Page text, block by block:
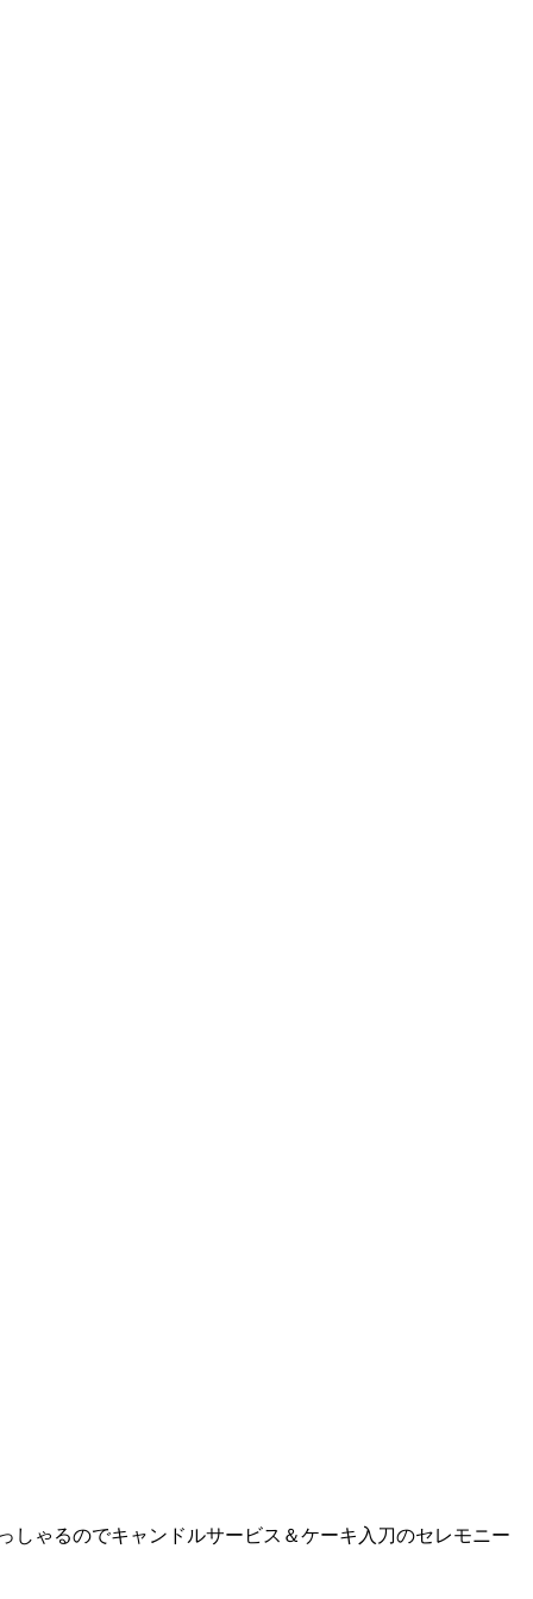
ゃるのでキャンドルサービス＆ケーキ入刀のセレモニー